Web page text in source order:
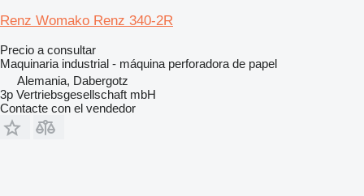
Renz Womako Renz 340-2R
Precio a consultar
Maquinaria industrial - máquina perforadora de papel
Alemania, Dabergotz
3p Vertriebsgesellschaft mbH
Contacte con el vendedor